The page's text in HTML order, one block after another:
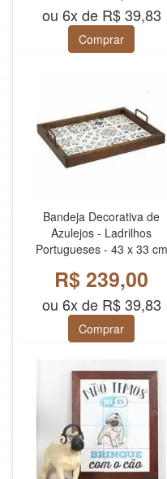
ou 6x de R$ 39,83
Comprar
Bandeja Decorativa de
Azulejos - Ladrilhos
Portugueses - 43 x 33 cm
R$ 239,00
ou 6x de R$ 39,83
Comprar